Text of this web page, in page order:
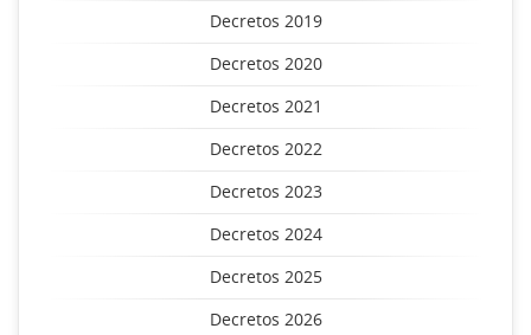
Decretos 2019
Decretos 2020
Decretos 2021
Decretos 2022
Decretos 2023
Decretos 2024
Decretos 2025
Decretos 2026